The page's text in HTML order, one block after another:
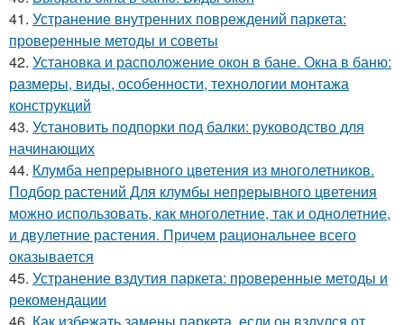
41. Устранение внутренних повреждений паркета:
проверенные методы и советы
42. Установка и расположение окон в бане. Окна в баню:
размеры, виды, особенности, технологии монтажа
конструкций
43. Установить подпорки под балки: руководство для
начинающих
44. Клумба непрерывного цветения из многолетников.
Подбор растений Для клумбы непрерывного цветения
можно использовать, как многолетние, так и однолетние,
и двулетние растения. Причем рациональнее всего
оказывается
45. Устранение вздутия паркета: проверенные методы и
рекомендации